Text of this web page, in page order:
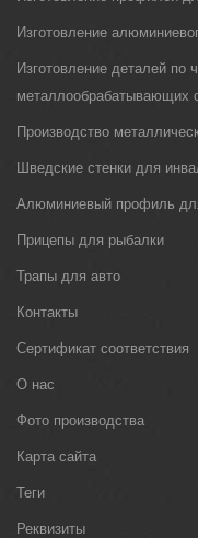
Изготовление
Изготовление деталей по
металлообрабатывающих
Производство
Шведские стенки для
Алюминиевый профиль
Прицепы для рыбалки
Трапы для авто
Контакты
Сертификат соответствия
О нас
Фото производства
Карта сайта
Теги
Реквизиты